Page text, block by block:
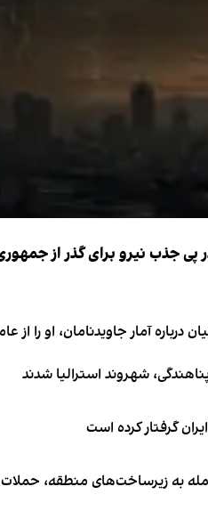
پی جذب نیرو برای گذر از
آمار جاویدنامان، او را از
گرفتار کرده است
به زیرساخت‌های منطقه،